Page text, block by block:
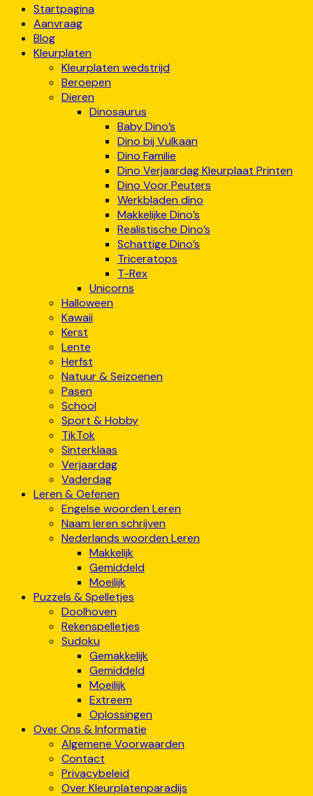
Startpagina
Aanvraag
Blog
Kleurplaten
Kleurplaten wedstrijd
Beroepen
Dieren
Dinosaurus
Baby Dino’s
Dino bij Vulkaan
Dino Familie
Dino Verjaardag Kleurplaat Printen
Dino Voor Peuters
Werkbladen dino
Makkelijke Dino’s
Realistische Dino’s
Schattige Dino’s
Triceratops
T-Rex
Unicorns
Halloween
Kawaii
Kerst
Lente
Herfst
Natuur & Seizoenen
Pasen
School
Sport & Hobby
TikTok
Sinterklaas
Verjaardag
Vaderdag
Leren & Oefenen
Engelse woorden Leren
Naam leren schrijven
Nederlands woorden Leren
Makkelijk
Gemiddeld
Moeilijk
Puzzels & Spelletjes
Doolhoven
Rekenspelletjes
Sudoku
Gemakkelijk
Gemiddeld
Moeilijk
Extreem
Oplossingen
Over Ons & Informatie
Algemene Voorwaarden
Contact
Privacybeleid
Over Kleurplatenparadijs